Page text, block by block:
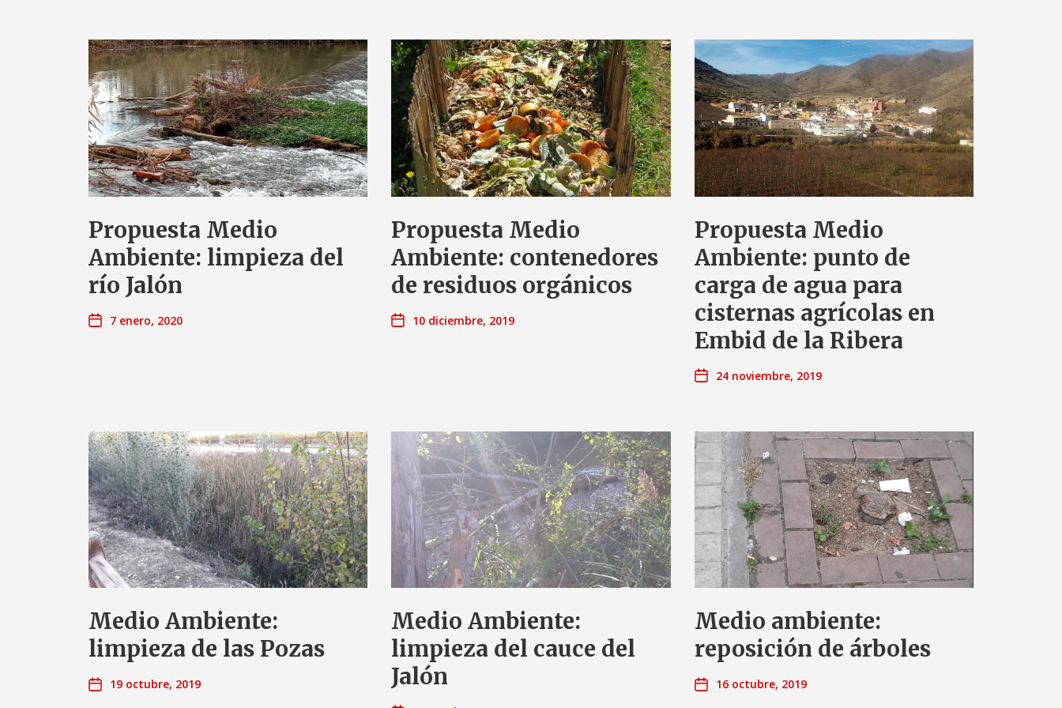
Propuesta Medio
Ambiente: limpieza del
río Jalón
7 enero, 2020
Propuesta Medio
Ambiente: contenedores
de residuos orgánicos
10 diciembre, 2019
Propuesta Medio
Ambiente: punto de
carga de agua para
cisternas agrícolas en
Embid de la Ribera
24 noviembre, 2019
Medio Ambiente:
limpieza de las Pozas
19 octubre, 2019
Medio Ambiente:
limpieza del cauce del
Jalón
Medio ambiente:
reposición de árboles
16 octubre, 2019